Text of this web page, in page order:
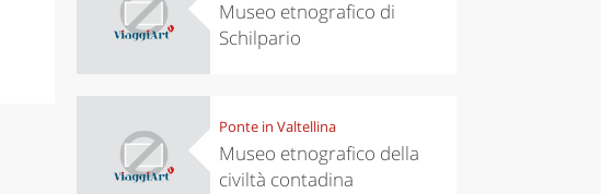
Museo etnografico di
Schilpario
Ponte in Valtellina
Museo etnografico della
civiltà contadina